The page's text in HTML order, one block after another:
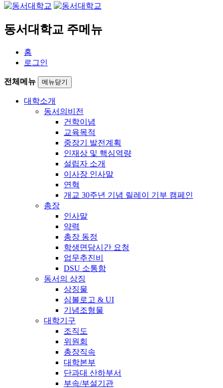
동서대학교 주메뉴
홈
로그인
전체메뉴 메뉴닫기
대학소개
동서의비전
건학이념
교육목적
중장기 발전계획
인재상 및 핵심역량
설립자 소개
이사장 인사말
연혁
개교 30주년 기념 릴레이 기부 캠페인
총장
인사말
약력
총장 동정
학생면담시간 요청
업무추진비
DSU 소통함
동서의 상징
상징물
심볼로고 & UI
기념조형물
대학기구
조직도
위원회
총장직속
대학본부
단과대 산하부서
부속/부설기관